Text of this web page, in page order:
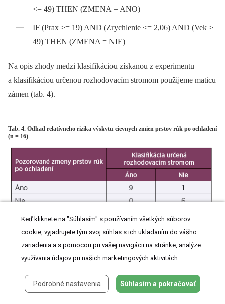
<= 49) THEN (ZMENA = ANO)
IF (Prax >= 19) AND (Zrychlenie <= 2,06) AND (Vek >
49) THEN (ZMENA = NIE)
Na opis zhody medzi klasifikáciou získanou z experimentu
a klasifikáciou určenou rozhodovacím stromom použijeme maticu
zámen (tab. 4).
Tab. 4. Odhad relatívneho rizika výskytu cievnych zmien prstov rúk po ochladení
(n = 16)
Z matice zámen vyplýva, že počet správne klasifikovaných
subjektov bolo 15 z celkového počtu 16. Vytvorený klasifikačný
model určený rozhodovacím stromom nesprávne zatriedil iba
1 zamestnanca. Celková presnosť (overall accuracy Ac) je
93,75%. Z toho vyplýva, že získaný model má veľmi dobrú
Keď kliknete na "Súhlasím" s používaním všetkých súborov
cookie, vyjadrujete tým svoj súhlas s ich ukladaním do vášho
zariadenia a s pomocou pri vašej navigácii na stránke, analýze
využívania údajov pri našich marketingových aktivitách.
Podrobné nastavenia Súhlasím a pokračovať